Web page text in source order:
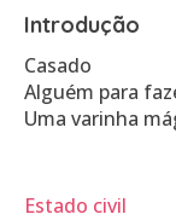
Introdução
Casado
Alguém para
Uma varinha
Estado civil